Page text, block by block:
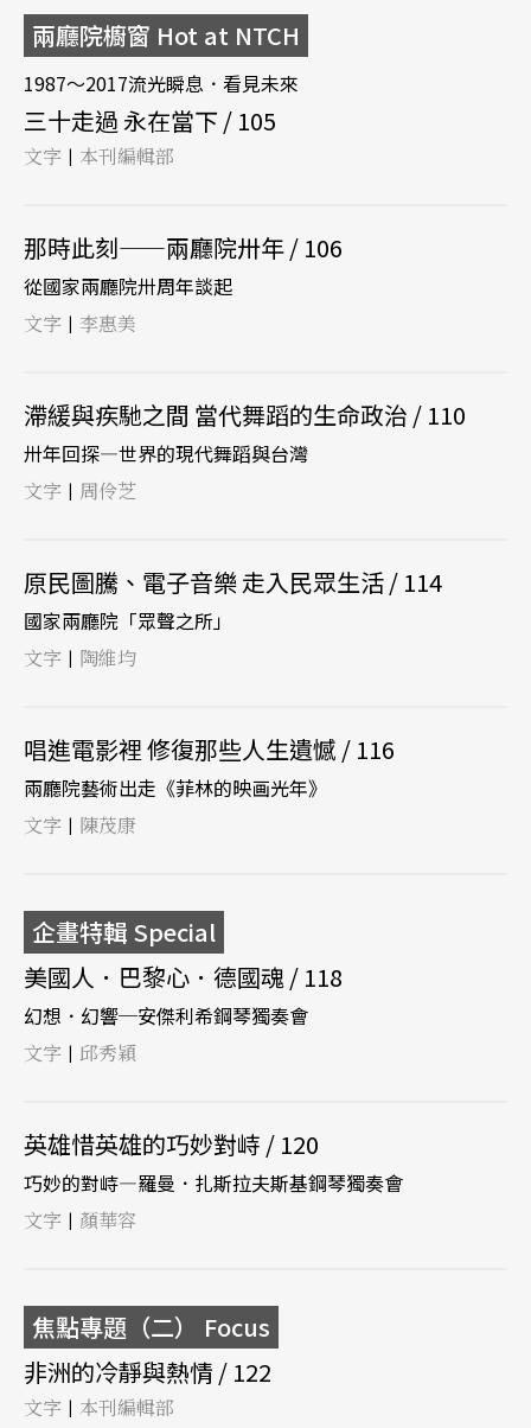
兩廳院櫥窗 Hot at NTCH
1987～2017流光瞬息．看見未來
三十走過 永在當下 / 105
文字 | 本刊編輯部
那時此刻——兩廳院卅年 / 106
從國家兩廳院卅周年談起
文字 | 李惠美
滯緩與疾馳之間 當代舞蹈的生命政治 / 110
卅年回探—世界的現代舞蹈與台灣
文字 | 周伶芝
原民圖騰、電子音樂 走入民眾生活 / 114
國家兩廳院「眾聲之所」
文字 | 陶維均
唱進電影裡 修復那些人生遺憾 / 116
兩廳院藝術出走《菲林的映画光年》
文字 | 陳茂康
企畫特輯 Special
美國人．巴黎心．德國魂 / 118
幻想．幻響─安傑利希鋼琴獨奏會
文字 | 邱秀穎
英雄惜英雄的巧妙對峙 / 120
巧妙的對峙—羅曼．扎斯拉夫斯基鋼琴獨奏會
文字 | 顏華容
焦點專題（二） Focus
非洲的冷靜與熱情 / 122
文字 | 本刊編輯部